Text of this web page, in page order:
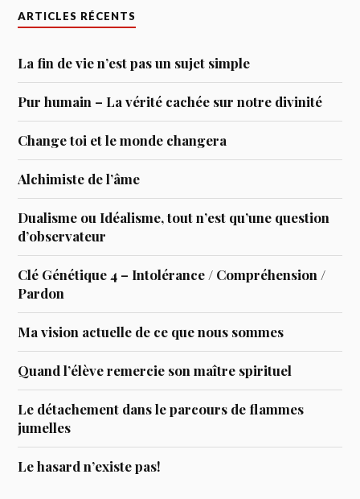
ARTICLES RÉCENTS
La fin de vie n’est pas un sujet simple
Pur humain – La vérité cachée sur notre divinité
Change toi et le monde changera
Alchimiste de l’âme
Dualisme ou Idéalisme, tout n’est qu’une question
d’observateur
Clé Génétique 4 – Intolérance / Compréhension /
Pardon
Ma vision actuelle de ce que nous sommes
Quand l’élève remercie son maître spirituel
Le détachement dans le parcours de flammes
jumelles
Le hasard n’existe pas!